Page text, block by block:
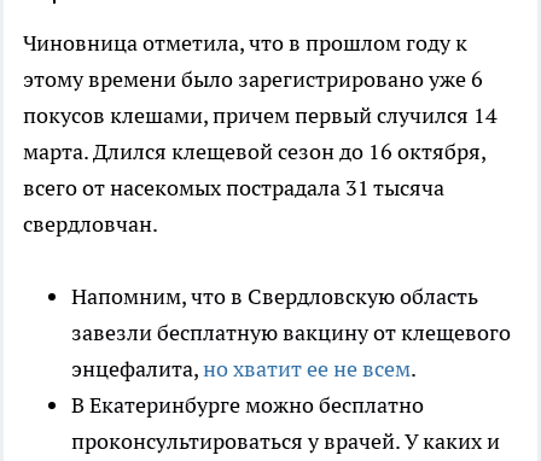
Чиновница отметила, что в прошлом году к
этому времени было зарегистрировано уже 6
покусов клешами, причем первый случился 14
марта. Длился клещевой сезон до 16 октября,
всего от насекомых пострадала 31 тысяча
свердловчан.
Напомним, что в Свердловскую область
завезли бесплатную вакцину от клещевого
энцефалита,но хватит ее не всем.
В Екатеринбурге можно бесплатно
проконсультироваться у врачей. У каких и